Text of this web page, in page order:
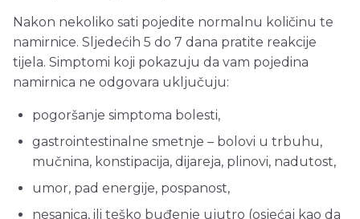
Nakon nekoliko sati pojedite normalnu količinu te
namirnice. Sljedećih 5 do 7 dana pratite reakcije
tijela. Simptomi koji pokazuju da vam pojedina
namirnica ne odgovara uključuju:
pogoršanje simptoma bolesti,
gastrointestinalne smetnje – bolovi u trbuhu,
mučnina, konstipacija, dijareja, plinovi, nadutost,
umor, pad energije, pospanost,
nesanica, ili teško buđenje ujutro (osjećaj kao da